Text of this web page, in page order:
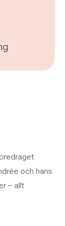
och hans
– allt